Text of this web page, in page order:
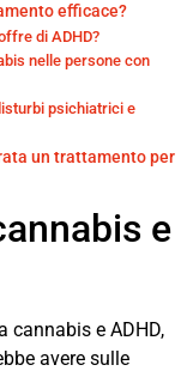
efficace?
di ADHD?
nelle persone con
psichiatrici e
un trattamento per
e
cannabis e ADHD,
avere sulle